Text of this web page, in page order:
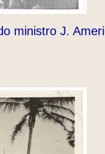
ministro J.